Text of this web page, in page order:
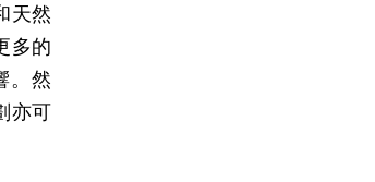
天然
多的
。然
亦可